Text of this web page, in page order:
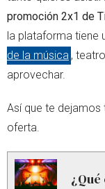
promoción 2x1 de
la plataforma tiene
de la música ,
aprovechar.
Así que te
oferta.